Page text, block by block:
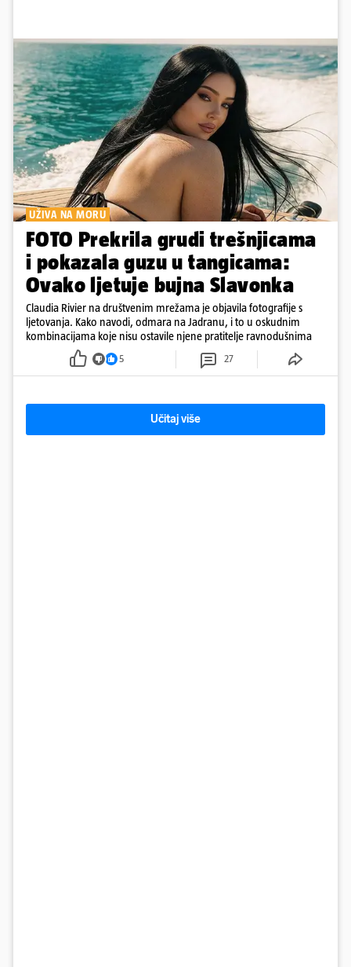
UŽIVA NA MORU
FOTO Prekrila grudi trešnjicama
i pokazala guzu u tangicama:
Ovako ljetuje bujna Slavonka
Claudia Rivier na društvenim mrežama je objavila fotografije s
ljetovanja. Kako navodi, odmara na Jadranu, i to u oskudnim
kombinacijama koje nisu ostavile njene pratitelje ravnodušnima
5 27
Učitaj više